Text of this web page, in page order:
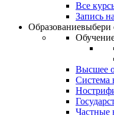
Все
Запись
Образованиевыбери
Высшее
Система
Частные